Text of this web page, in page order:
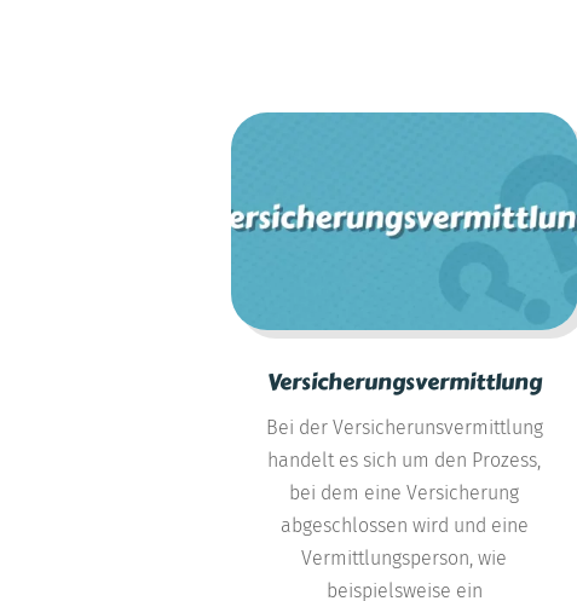
Versicherungsvermittlung
Bei der Versicherunsvermittlung
handelt es sich um den Prozess,
bei dem eine Versicherung
abgeschlossen wird und eine
Vermittlungsperson, wie
beispielsweise ein